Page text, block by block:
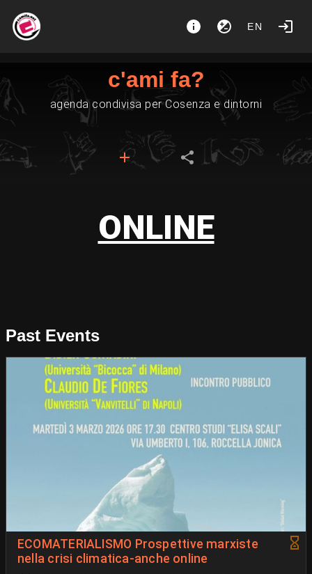
EN
c'ami fa?
agenda condivisa per Cosenza e dintorni
ONLINE
Past Events
ECOMATERIALISMO Prospettive marxiste
nella crisi climatica-anche online